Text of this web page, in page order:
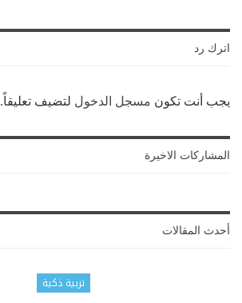
اترك رد
يجب أنت تكون مسجل الدخول لتضيف تعليقاً.
المشاركات الاخيرة
أحدث المقالات
تربية ذكية